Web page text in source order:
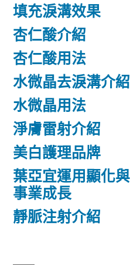
填充淚溝效果
杏仁酸介紹
杏仁酸用法
水微晶去淚溝介紹
水微晶用法
淨膚雷射介紹
美白護理品牌
葉亞宜運用顯化
事業成長
靜脈注射介紹